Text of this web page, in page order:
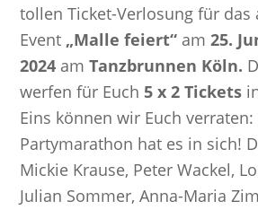
tollen Ticket-Verlosung für das
Event „Malle feiert“ am25.
2024 amTanzbrunnen Köln.
werfen für Euch 5 x 2 Tickets
Eins können wir Euch verraten:
Partymarathon hat es in sich!
Mickie Krause, Peter Wackel,
Julian Sommer, Anna-Maria